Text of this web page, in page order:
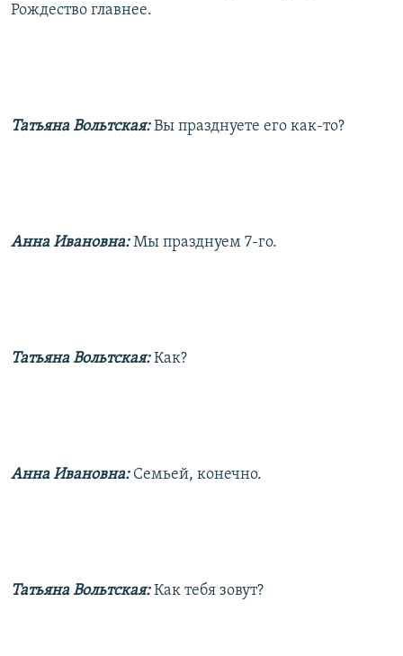
Рождество главнее.
Татьяна Вольтская:Вы празднуете его как-то?
Анна Ивановна:Мы празднуем 7-го.
Татьяна Вольтская:Как?
Анна Ивановна: Семьей, конечно.
Татьяна Вольтская:Как тебя зовут?